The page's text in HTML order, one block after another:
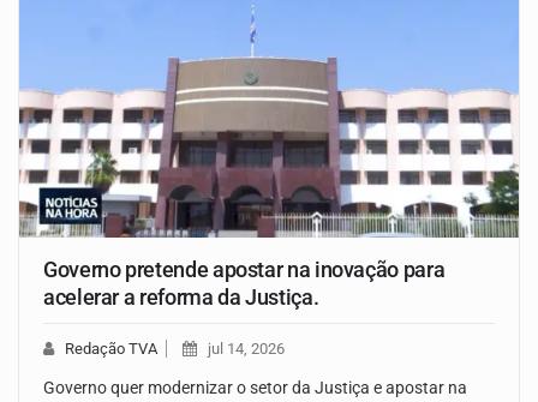
Governo pretende apostar na inovação para
acelerar a reforma da Justiça.
Redação TVA jul 14, 2026
Governo quer modernizar o setor da Justiça e apostar na